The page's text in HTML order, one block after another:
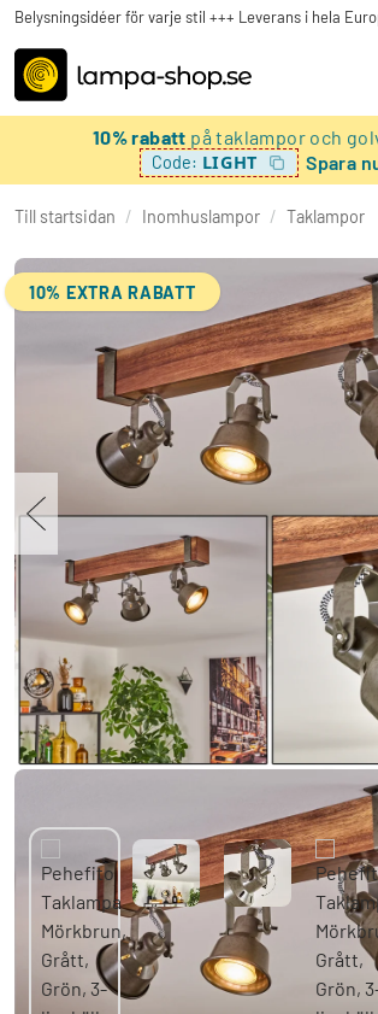
Belysningsidéer för varje stil +++ Leverans i hela
10% rabatt på taklampor och
Code: LIGHT Spara
Till startsidan / Inomhuslampor / Taklampor
10% EXTRA RABATT